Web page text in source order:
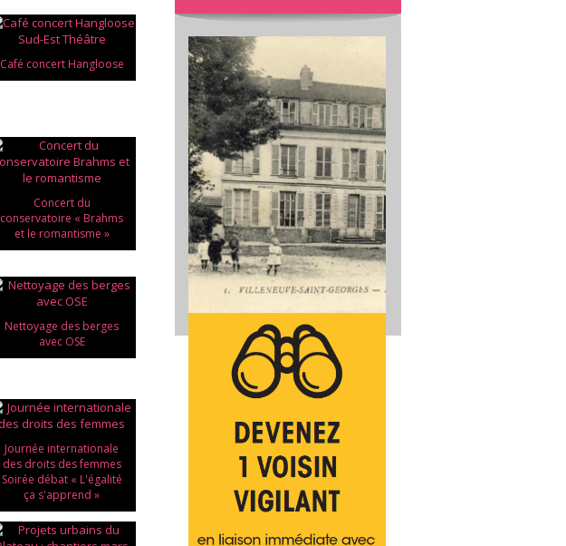
Café concert Hangloose
Concert du
conservatoire « Brahms
et le romantisme »
Nettoyage des berges
avec OSE
Journée internationale
des droits des femmes
Soirée débat « L'égalité
ça s'apprend »